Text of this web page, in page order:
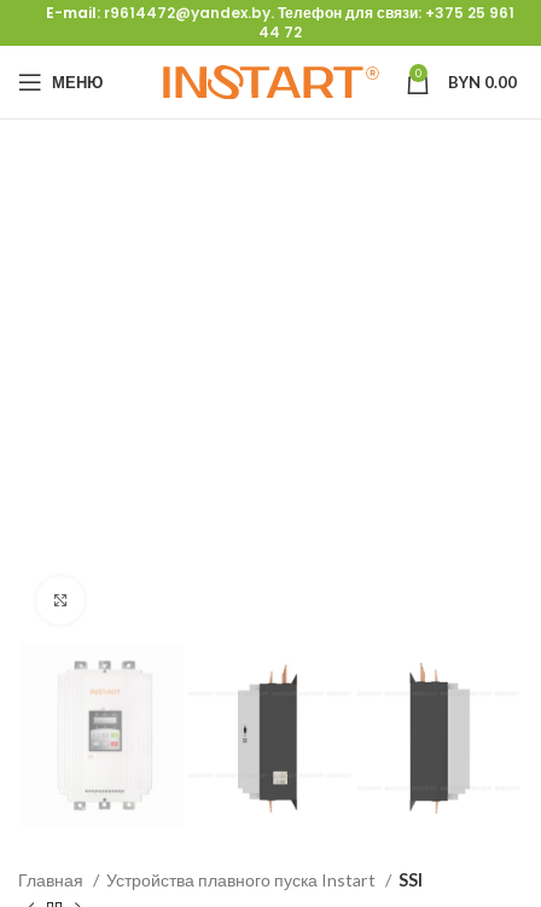
E-mail: r9614472@yandex.by. Телефон для связи: +375 25 961
44 72
МЕНЮ 0 BYN 0.00
Главная Устройства плавного пуска Instart SSI